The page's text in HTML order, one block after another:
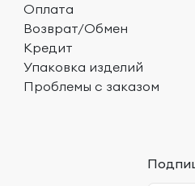
Оплата
Возврат/Обмен
Кредит
Упаковка изделий
Проблемы с заказом